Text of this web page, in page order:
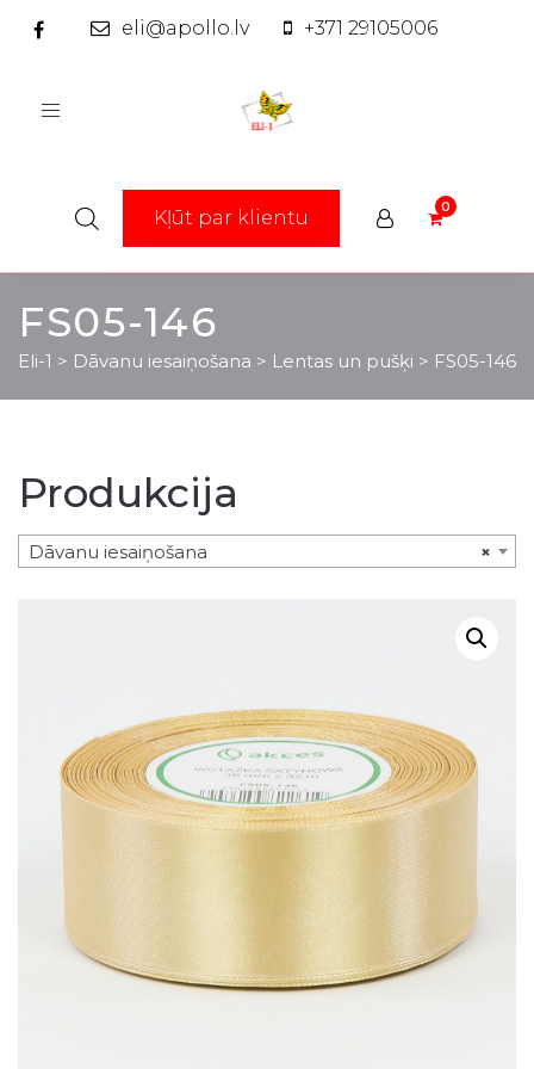
eli@apollo.lv +371 29105006
Toggle
Kļūt par klientu
FS05-146
Eli-1 > Dāvanu iesaiņošana > Lentas un pušķi > FS05-146
Produkcija
×
Dāvanu iesaiņošana